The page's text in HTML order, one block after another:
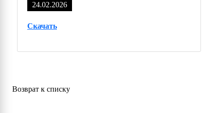
24.02.2026
Скачать
Возврат к списку